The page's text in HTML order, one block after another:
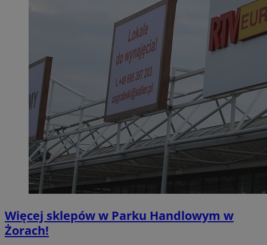
Więcej sklepów w Parku Handlowym w
Żorach!